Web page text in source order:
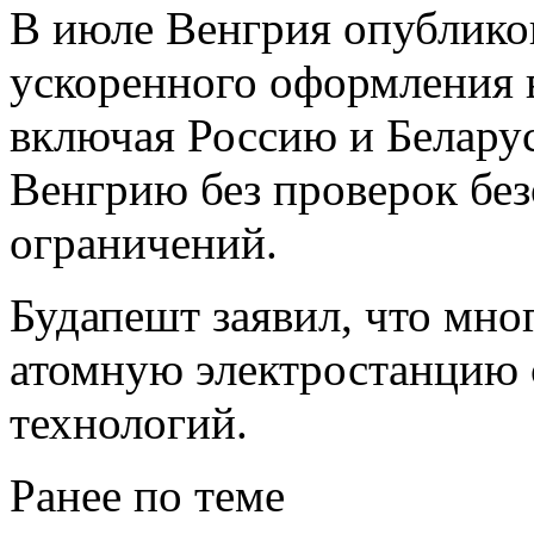
В июле Венгрия
ускоренного оформления
включая Россию и
Венгрию без проверок
ограничений.
Будапешт заявил, что
атомную электростанцию
технологий.
Ранее по теме